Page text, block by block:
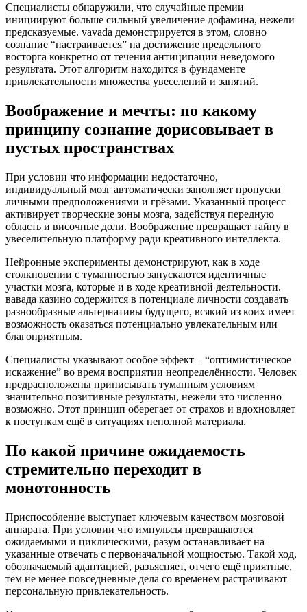
Специалисты обнаружили, что случайные премии
инициируют больше сильный увеличение дофамина, нежели
предсказуемые. vavada демонстрируется в этом, словно
сознание “настраивается” на достижение предельного
восторга конкретно от течения антиципации неведомого
результата. Этот алгоритм находится в фундаменте
привлекательности множества увеселений и занятий.
Воображение и мечты: по какому
принципу сознание дорисовывает в
пустых пространствах
При условии что информации недостаточно,
индивидуальный мозг автоматически заполняет пропуски
личными предположениями и грёзами. Указанный процесс
активирует творческие зоны мозга, задействуя передную
область и височные доли. Воображение превращает тайну в
увеселительную платформу ради креативного интеллекта.
Нейронные эксперименты демонстрируют, как в ходе
столкновении с туманностью запускаются идентичные
участки мозга, которые и в ходе креативной деятельности.
вавада казино содержится в потенциале личности создавать
разнообразные альтернативы будущего, всякий из коих имеет
возможность оказаться потенциально увлекательным или
благоприятным.
Специалисты указывают особое эффект – “оптимистическое
искажение” во время восприятии неопределённости. Человек
предрасположены приписывать туманным условиям
значительно позитивные результаты, нежели это численно
возможно. Этот принцип оберегает от страхов и вдохновляет
к поступкам ещё в ситуациях неполной материала.
По какой причине ожидаемость
стремительно переходит в
монотонность
Приспособление выступает ключевым качеством мозговой
аппарата. При условии что импульсы превращаются
ожидаемыми и циклическими, разум останавливает на
указанные отвечать с первоначальной мощностью. Такой ход,
обозначаемый адаптацией, разъясняет, отчего ещё приятные,
тем не менее повседневные дела со временем растрачивают
персональную привлекательность.